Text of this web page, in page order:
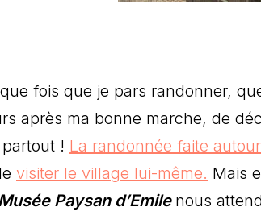
fois que je pars randonner,
après ma bonne marche, de
! La randonnée faite
visiter le village lui-même. Mais
Paysan d’Emile nous